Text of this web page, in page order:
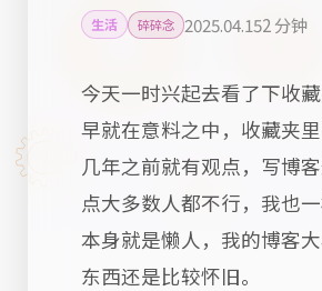
生活 碎碎念 2025.04.152 分钟
今天一时兴起去看了下收
早就在意料之中，收藏夹
几年之前就有观点，写博
点大多数人都不行，我也一
本身就是懒人，我的博客
东西还是比较怀旧。